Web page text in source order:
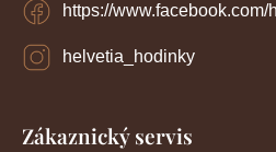
i
https://
helvetia_hodinky
Zákaznický servis